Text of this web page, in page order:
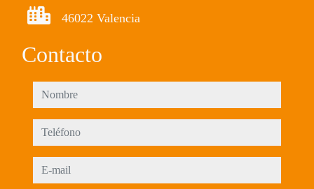
46022 Valencia
Contacto
nombre
teléfono
e-mail